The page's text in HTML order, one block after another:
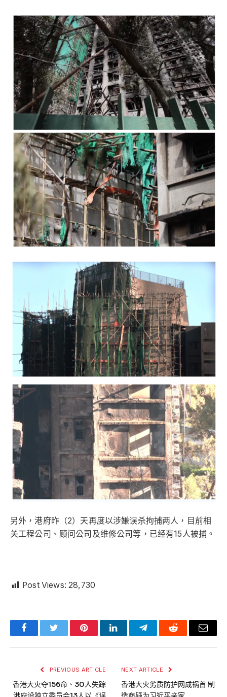
另外，港府昨（2）天再度以涉嫌误杀拘捕两人，目前相
关工程公司、顾问公司及维修公司等，已经有15人被捕。
Post Views: 28,730
FacebookTwitter PinterestLinkedInTelegramReddit Email
PREVIOUS ARTICLE
香港大火夺156命、30人失踪
NEXT ARTICLE
香港大火劣质防护网成祸首 制